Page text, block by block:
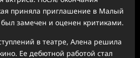
приняла приглашение в Малый
был замечен и оценен критиками.
в театре, Алена решила
Ее дебютной работой стал